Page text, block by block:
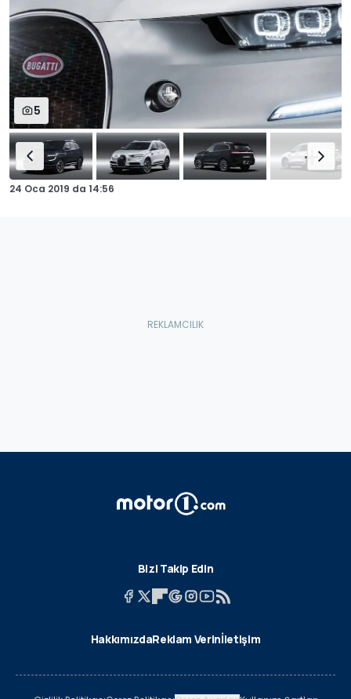
5
24 Oca 2019 da 14:56
Bizi Takip Edin
HakkımızdaReklam Verinİletişim